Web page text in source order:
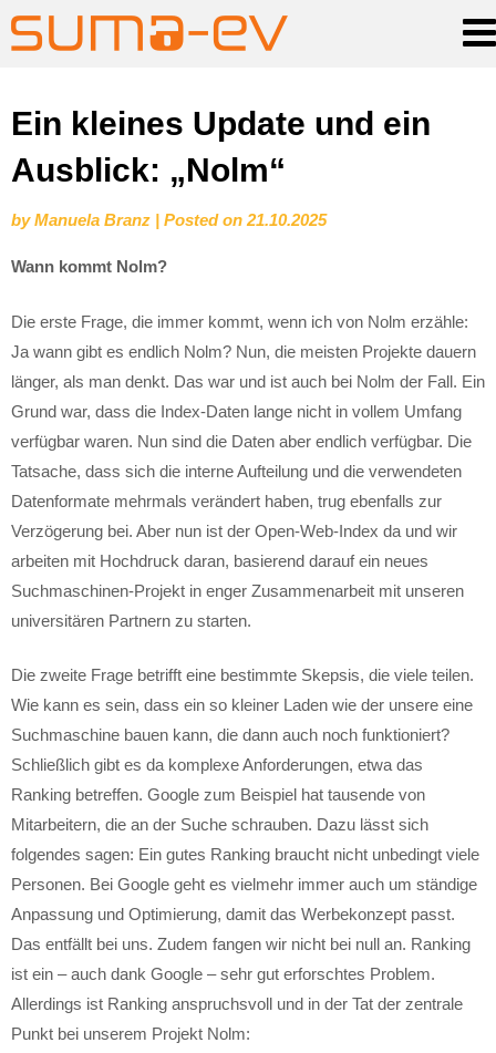
Skip
content
Ein kleines Update und ein
Ausblick: „Nolm“
byManuela Branz | Posted on 21.10.2025
Wann kommt Nolm?
Die erste Frage, die immer kommt, wenn ich von Nolm erzähle:
Ja wann gibt es endlich Nolm? Nun, die meisten Projekte dauern
länger, als man denkt. Das war und ist auch bei Nolm der Fall. Ein
Grund war, dass die Index-Daten lange nicht in vollem Umfang
verfügbar waren. Nun sind die Daten aber endlich verfügbar. Die
Tatsache, dass sich die interne Aufteilung und die verwendeten
Datenformate mehrmals verändert haben, trug ebenfalls zur
Verzögerung bei. Aber nun ist der Open-Web-Index da und wir
arbeiten mit Hochdruck daran, basierend darauf ein neues
Suchmaschinen-Projekt in enger Zusammenarbeit mit unseren
universitären Partnern zu starten.
Die zweite Frage betrifft eine bestimmte Skepsis, die viele teilen.
Wie kann es sein, dass ein so kleiner Laden wie der unsere eine
Suchmaschine bauen kann, die dann auch noch funktioniert?
Schließlich gibt es da komplexe Anforderungen, etwa das
Ranking betreffen. Google zum Beispiel hat tausende von
Mitarbeitern, die an der Suche schrauben. Dazu lässt sich
folgendes sagen: Ein gutes Ranking braucht nicht unbedingt viele
Personen. Bei Google geht es vielmehr immer auch um ständige
Anpassung und Optimierung, damit das Werbekonzept passt.
Das entfällt bei uns. Zudem fangen wir nicht bei null an. Ranking
ist ein – auch dank Google – sehr gut erforschtes Problem.
Allerdings ist Ranking anspruchsvoll und in der Tat der zentrale
Punkt bei unserem Projekt Nolm: